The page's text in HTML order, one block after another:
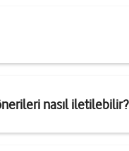
nasıl iletilebilir?